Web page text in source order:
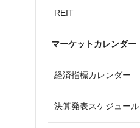
REIT
マーケットカレンダー
経済指標カレンダー
決算発表スケジュール